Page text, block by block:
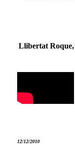
Llibertat
12/12/2010